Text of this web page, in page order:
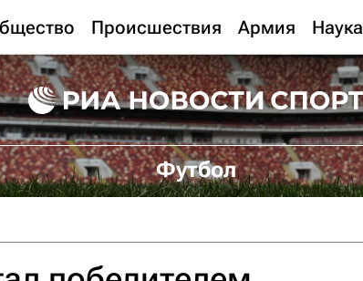
Происшествия Армия Наука
Футбол